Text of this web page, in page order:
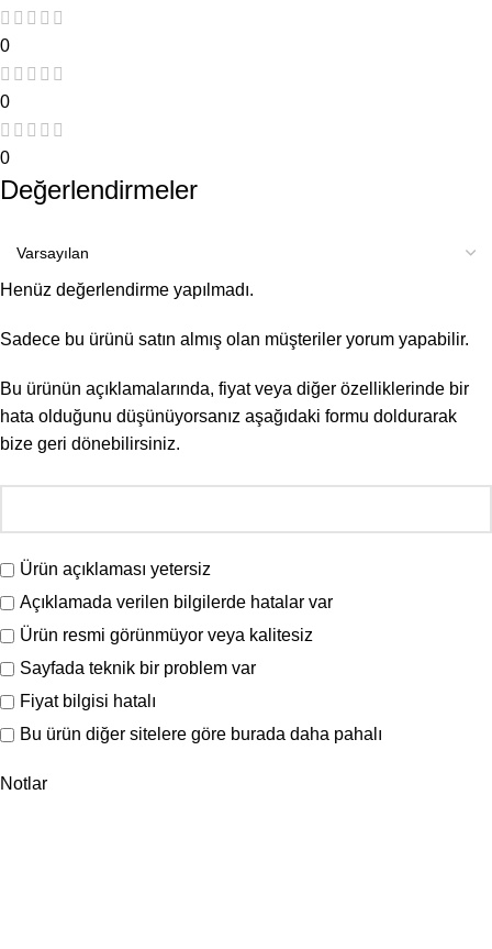
0
0
0
Değerlendirmeler
Henüz değerlendirme yapılmadı.
Sadece bu ürünü satın almış olan müşteriler yorum yapabilir.
Bu ürünün açıklamalarında, fiyat veya diğer özelliklerinde bir
hata olduğunu düşünüyorsanız aşağıdaki formu doldurarak
bize geri dönebilirsiniz.
Ürün açıklaması yetersiz
Açıklamada verilen bilgilerde hatalar var
Ürün resmi görünmüyor veya kalitesiz
Sayfada teknik bir problem var
Fiyat bilgisi hatalı
Bu ürün diğer sitelere göre burada daha pahalı
Notlar